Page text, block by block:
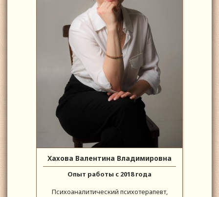
Хахова Валентина Владимировна
Опыт работы с 2018 года
Психоаналитический психотерапевт,